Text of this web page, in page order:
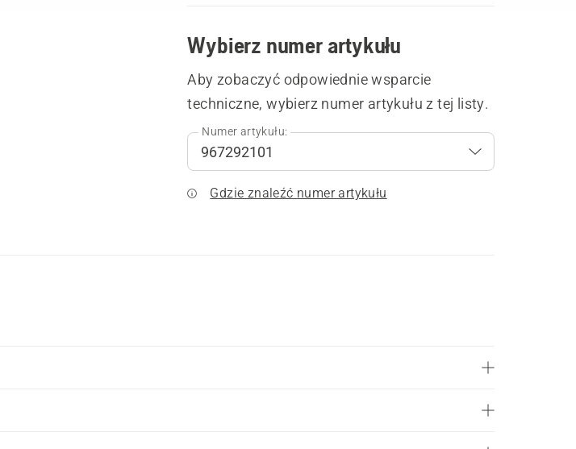
Wybierz numer artykułu
Aby zobaczyć odpowiednie wsparcie
techniczne, wybierz numer artykułu z tej listy.
Numer artykułu:
Gdzie znaleźć numer artykułu